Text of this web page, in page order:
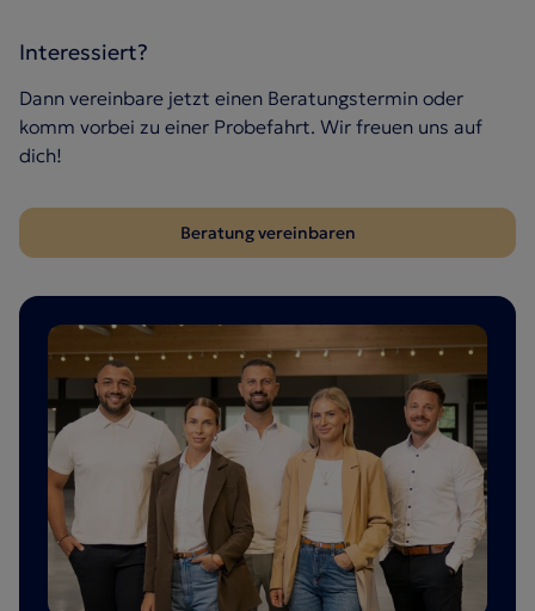
Interessiert?
Dann vereinbare jetzt einen Beratungstermin oder
komm vorbei zu einer Probefahrt. Wir freuen uns auf
dich!
Beratung vereinbaren